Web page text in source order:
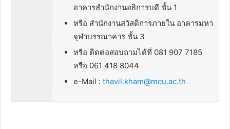
อาคารสำนักงานอธิการบดี ชั้น 1
หรือ สำนักงานสวัสดิการภายใน อาคารมหา
จุฬาบรรณาคาร ชั้น 3
หรือ ติดต่อสอบถามได้ที่ 081 907 7185
หรือ 061 418 8044
e-Mail : thavil.kham@mcu.ac.th